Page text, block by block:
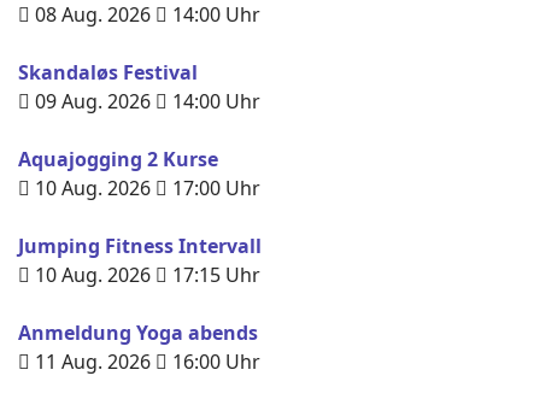
08 Aug. 2026
14:00 Uhr
Skandaløs Festival
09 Aug. 2026
14:00 Uhr
Aquajogging 2 Kurse
10 Aug. 2026
17:00 Uhr
Jumping Fitness Intervall
10 Aug. 2026
17:15 Uhr
Anmeldung Yoga abends
11 Aug. 2026
16:00 Uhr